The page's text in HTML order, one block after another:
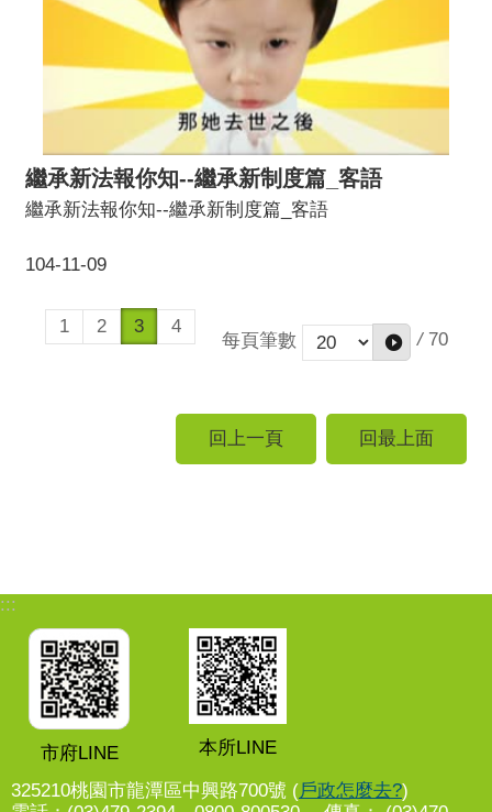
繼承新法報你知--繼承新制度篇_客語
104-11-09
繼承新法報你知--繼承新制度篇_客語
1 2 3 4
每頁筆數 / 70
回上一頁 回最上面
:::
市府LINE 本所LINE
325210桃園市龍潭區中興路700號 (戶政怎麼去?)